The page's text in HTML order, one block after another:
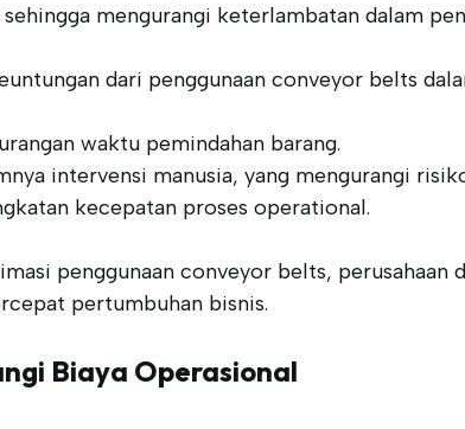
mengurangi keterlambatan dalam
dari penggunaan conveyor belts
waktu pemindahan barang.
intervensi manusia, yang mengurangi
kecepatan proses operational.
penggunaan conveyor belts,
pertumbuhan bisnis.
Biaya Operasional